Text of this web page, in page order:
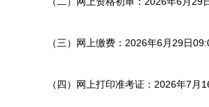
（三）网上缴费：2026年6月29日
（四）网上打印准考证：2026年7月16